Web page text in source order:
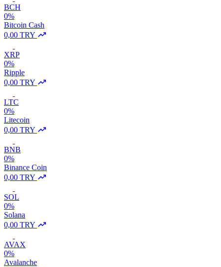
BCH
0%
Bitcoin Cash
0,00 TRY
XRP
0%
Ripple
0,00 TRY
LTC
0%
Litecoin
0,00 TRY
BNB
0%
Binance Coin
0,00 TRY
SOL
0%
Solana
0,00 TRY
AVAX
0%
Avalanche